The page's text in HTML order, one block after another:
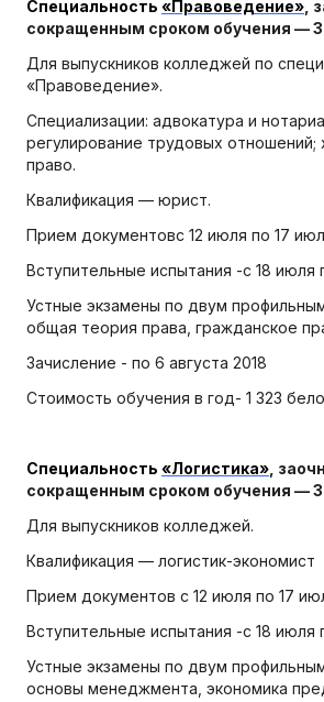
Специальность «Правоведение» ,
сокращенным сроком обучения — 3
Для выпускников колледжей по
«Правоведение».
Специализации: адвокатура и
регулирование трудовых отношений;
право.
Квалификация — юрист.
Прием документовс 12 июля по 17
Вступительные испытания -с 18 июля
Устные экзамены по двум
общая теория права, гражданское
Зачисление - по 6 августа 2018
Стоимость обучения в год- 1 323
Специальность «Логистика» ,
сокращенным сроком обучения — 3
Для выпускников колледжей.
Квалификация — логистик-экономист
Прием документов с 12 июля по 17
Вступительные испытания -с 18 июля
Устные экзамены по двум
основы менеджмента, экономика